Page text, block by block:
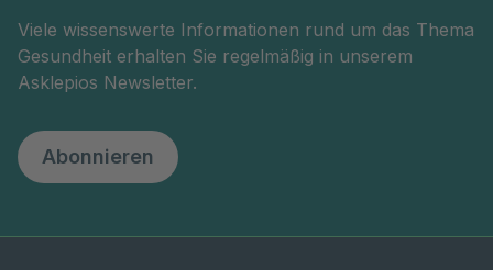
Viele wissenswerte Informationen rund um das Thema
Gesundheit erhalten Sie regelmäßig in unserem
Asklepios Newsletter.
Abonnieren